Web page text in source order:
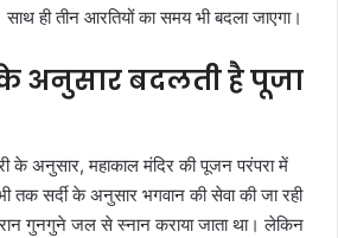
ही तीन आरतियों का समय भी बदला जाएगा।
के अनुसार बदलती है पूजा
के अनुसार, महाकाल मंदिर की पूजन परंपरा में
तक सर्दी के अनुसार भगवान की सेवा की जा रही
गुनगुने जल से स्नान कराया जाता था। लेकिन